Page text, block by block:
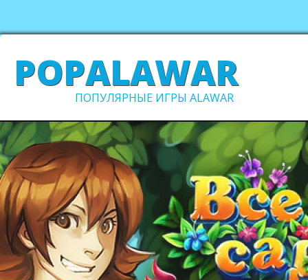
POPALAWAR
ПОПУЛЯРНЫЕ ИГРЫ ALAWAR